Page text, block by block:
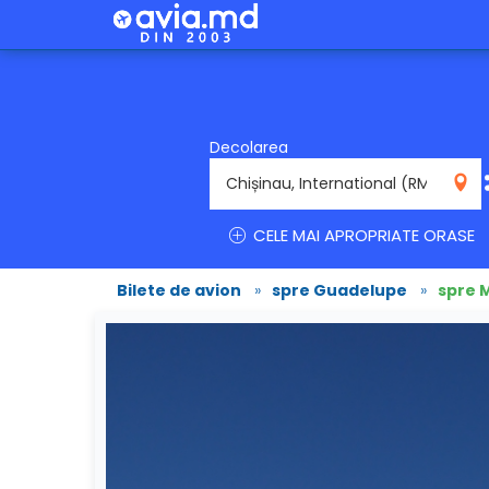
Decolarea
RMO
CELE MAI APROPRIATE ORASE
Bilete de avion » spre Guadelupe » spre